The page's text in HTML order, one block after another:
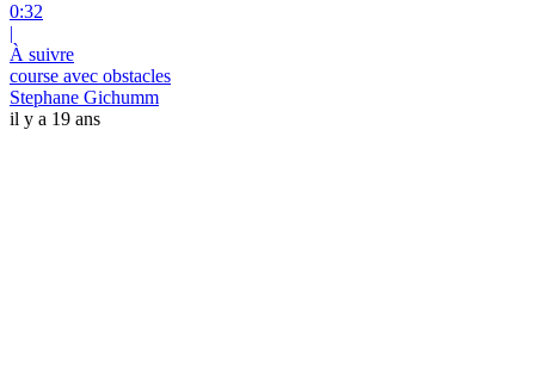
0:32
|
À suivre
course avec obstacles
Stephane Gichumm
il y a 19 ans